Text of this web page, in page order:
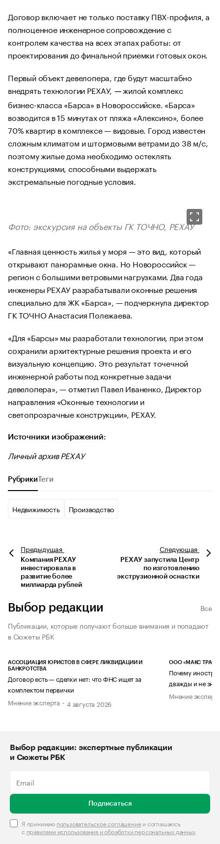
Договор включает не только поставку ПВХ-профиля, а
полноценное инженерное сопровождение с
контролем качества на всех этапах работы: от
проектирования до финальной приемки готовых окон.
Первый объект девелопера, где будут масштабно
внедрять технологии РЕХАУ, — жилой комплекс
бизнес-класса «Барса» в Новороссийске. «Барса»
возводится в 15 минутах от пляжа «Алексино», более
70% квартир в комплексе — видовые. Город известен
сложным климатом и штормовыми ветрами до 38 м/с,
поэтому жилые дома необходимо остеклять
конструкциями, способными выдержать
экстремальные погодные условия.
Фото: экскурсия на объекты ГК ТОЧНО, РЕХАУ
«Главная ценность жилья у моря — это вид, который
открывают панорамные окна. Но Новороссийск —
регион с большими ветровыми нагрузками. Два года
инженеры РЕХАУ разрабатывали оконные решения
специально для ЖК «Барса», — подчеркнула директор
ГК ТОЧНО Анастасия Полежаева.
«Для «Барсы» мы разработали технологии, при этом
сохранили архитектурные решения проекта и его
визуальную концепцию. Это результат точечной
инженерной работы под конкретные задачи
девелопера», — отметил Павел Иваненко, Директор
направления «Оконные технологии и
светопрозрачные конструкции», РЕХАУ.
Источники изображений:
Личный архив РЕХАУ
Рубрики Теги
Недвижимость Производство
Предыдущая
Компания РЕХАУ
инвестировала в
развитие более
миллиарда рублей
Следующая
РЕХАУ запустила Центр
по изготовлению
экструзионной оснастки
Выбор редакции
Все
Публикации, которые получают больше внимания и попадают
в Сюжеты РБК
АССОЦИАЦИЯ ЮРИСТОВ В СФЕРЕ ЛИКВИДАЦИИ И
БАНКРОТСТВА
Договор есть — сделки нет: что ФНС ищет за
комплектом первички
Мнение эксперта
4 августа 2026
ООО «МАКС ТРАСТ»
Почему
дважды и не
Мнение
Выбор редакции: экспертные публикации
и Сюжеты РБК
Подписаться
Я принимаю пользовательское соглашениеи соглашаюсь
с правилами использования и обработки персональных данных.